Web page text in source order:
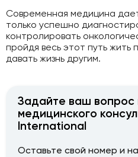
Современная медицина
только успешно
контролировать
пройдя весь этот путь жить
давать жизнь другим.
Задайте ваш вопрос
медицинского
International
Оставьте свой номер и